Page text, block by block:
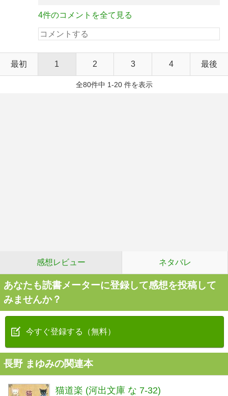
4件のコメントを全て見る
最初 1 2 3 4 最後
全80件中 1-20 件を表示
感想レビュー ネタバレ
あなたも読書メーターに登録して感想を投稿して
みませんか？
今すぐ登録する（無料）
長野 まゆみの関連本
猫道楽 (河出文庫 な 7-32)